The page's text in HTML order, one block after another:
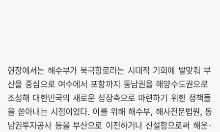
현장에서는 해수부가 북극항로라는 시대적 기회에 발맞춰 부
산을 중심으로 여수에서 포항까지 동남권을 해양수도권으로
조성해 대한민국의 새로운 성장축으로 마련하기 위한 정책들
을 쏟아내는 시점이었다. 이를 위해 해수부, 해사전문법원, 동
남권투자공사 등을 부산으로 이전하거나 신설함으로써 해운·